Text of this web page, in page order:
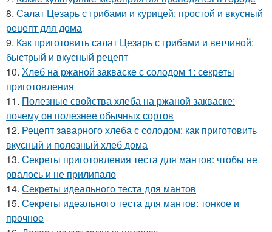
8. Салат Цезарь с грибами и курицей: простой и вкусный
рецепт для дома
9. Как приготовить салат Цезарь с грибами и ветчиной:
быстрый и вкусный рецепт
10. Хлеб на ржаной закваске с солодом 1: секреты
приготовления
11. Полезные свойства хлеба на ржаной закваске:
почему он полезнее обычных сортов
12. Рецепт заварного хлеба с солодом: как приготовить
вкусный и полезный хлеб дома
13. Секреты приготовления теста для мантов: чтобы не
рвалось и не прилипало
14. Секреты идеального теста для мантов
15. Секреты идеального теста для мантов: тонкое и
прочное